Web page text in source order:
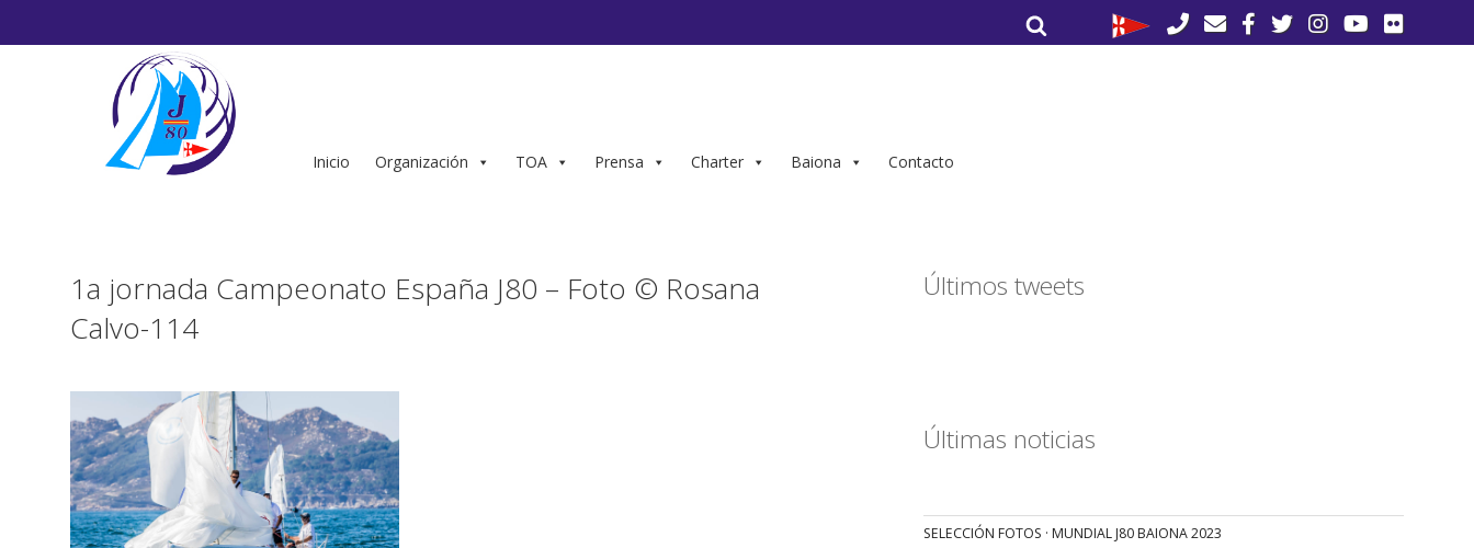
por:
Inicio Organización TOA Prensa Charter Baiona Contacto
1a jornada Campeonato España J80 – Foto © Rosana
Calvo-114
Últimos tweets
Últimas noticias
SELECCIÓN FOTOS · MUNDIAL J80 BAIONA 2023